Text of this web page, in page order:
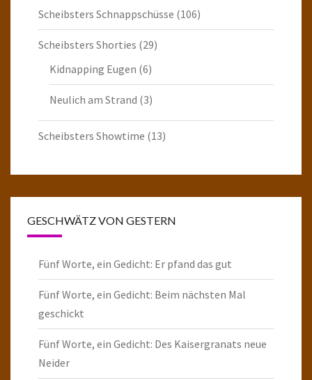
Scheibsters Schnappschüsse (106)
Scheibsters Shorties (29)
Kidnapping Eugen (6)
Neulich am Strand (3)
Scheibsters Showtime (13)
GESCHWÄTZ VON GESTERN
Fünf Worte, ein Gedicht: Er pfand das gut
Fünf Worte, ein Gedicht: Beim nächsten Mal
geschickt
Fünf Worte, ein Gedicht: Des Kaisergranats neue
Neider